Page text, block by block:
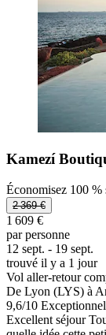
Kamezí
Économisez 100 %
2 369 €
1 609 €
par personne
12 sept. - 19 sept.
trouvé il y a 1 jour
Vol aller-retour
De Lyon (LYS) à
9,6/10
Excellent séjour